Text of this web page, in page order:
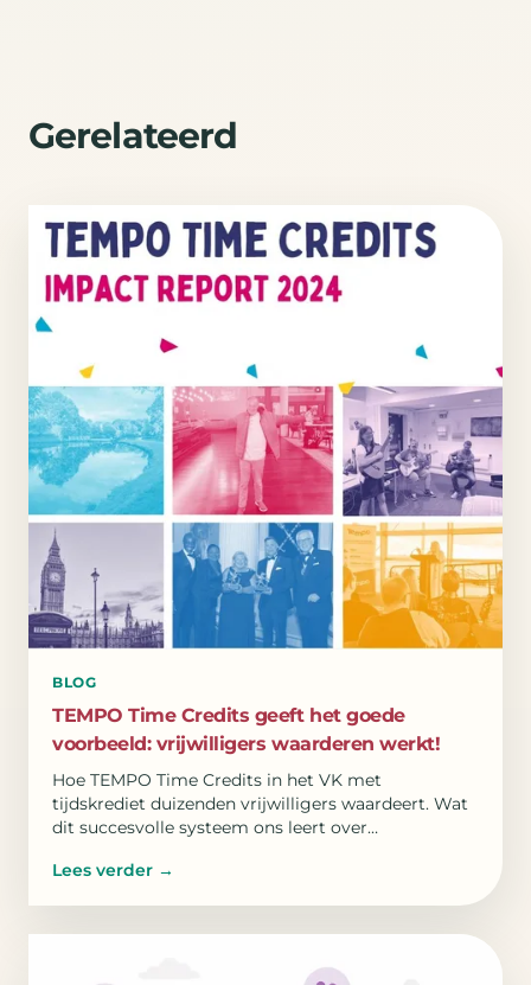
Gerelateerd
BLOG
TEMPO Time Credits geeft het goede
voorbeeld: vrijwilligers waarderen werkt!
Hoe TEMPO Time Credits in het VK met
tijdskrediet duizenden vrijwilligers waardeert. Wat
dit succesvolle systeem ons leert over
Lees verder →